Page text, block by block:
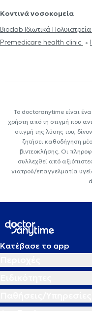
Κοντινά νοσοκομεία
Bioclab Ιδιωτικά Πολυιατρεία
Premedicare health clinic
Το doctoranytime είναι
χρήστη από τη στιγμή που
στιγμή της λύσης του,
ζητήσει καθοδήγηση
βιντεοκλήσης. Οι
συλλεχθεί από
γιατρού/επαγγελματία
Κατέβασε το app